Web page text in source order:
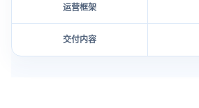
运营框架
交付内容